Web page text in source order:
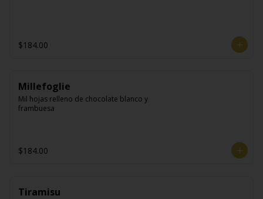
$184.00
Millefoglie
Mil hojas relleno de chocolate blanco y
frambuesa
$184.00
Tiramisu